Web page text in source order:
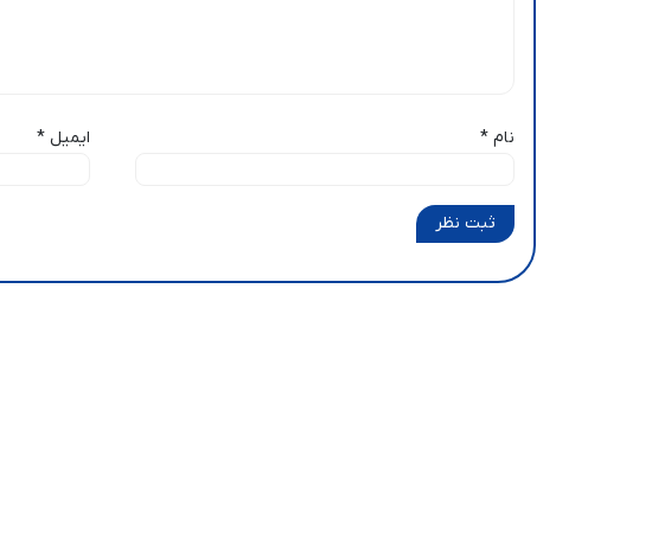
نام * ایمیل *
ثبت نظر